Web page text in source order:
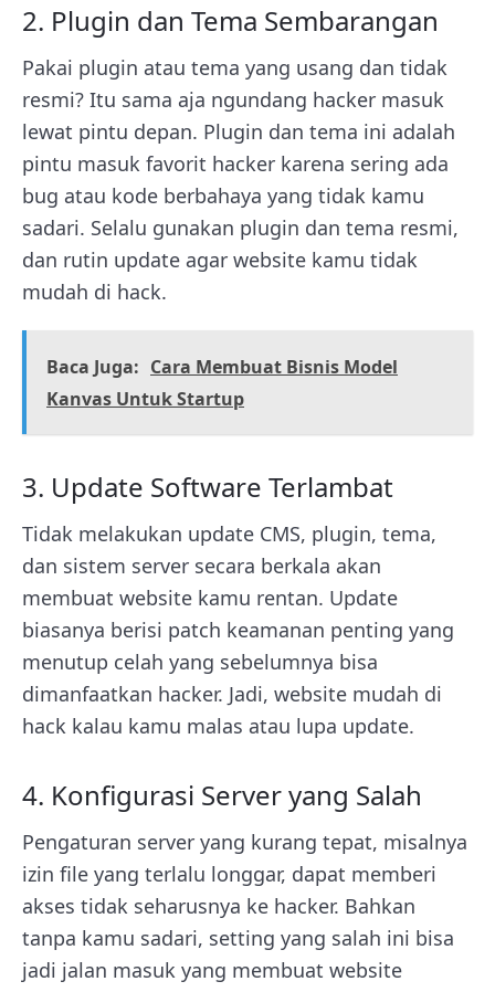
2. Plugin dan Tema Sembarangan
Pakai plugin atau tema yang usang dan tidak
resmi? Itu sama aja ngundang hacker masuk
lewat pintu depan. Plugin dan tema ini adalah
pintu masuk favorit hacker karena sering ada
bug atau kode berbahaya yang tidak kamu
sadari. Selalu gunakan plugin dan tema resmi,
dan rutin update agar website kamu tidak
mudah di hack.
Baca Juga: Cara Membuat Bisnis Model
Kanvas Untuk Startup
3. Update Software Terlambat
Tidak melakukan update CMS, plugin, tema,
dan sistem server secara berkala akan
membuat website kamu rentan. Update
biasanya berisi patch keamanan penting yang
menutup celah yang sebelumnya bisa
dimanfaatkan hacker. Jadi, website mudah di
hack kalau kamu malas atau lupa update.
4. Konfigurasi Server yang Salah
Pengaturan server yang kurang tepat, misalnya
izin file yang terlalu longgar, dapat memberi
akses tidak seharusnya ke hacker. Bahkan
tanpa kamu sadari, setting yang salah ini bisa
jadi jalan masuk yang membuat website